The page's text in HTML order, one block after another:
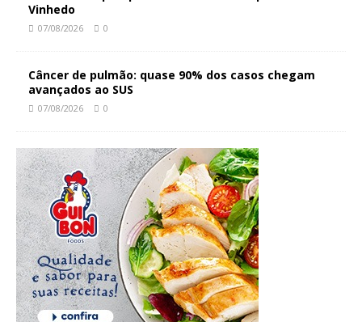
Vinhedo
07/08/2026 0
Câncer de pulmão: quase 90% dos casos chegam
avançados ao SUS
07/08/2026 0